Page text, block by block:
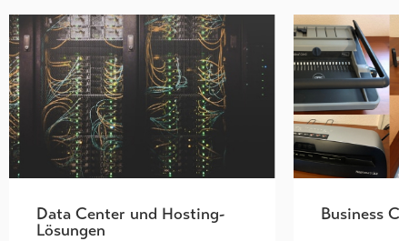
Data Center und Hosting-
Lösungen
Business